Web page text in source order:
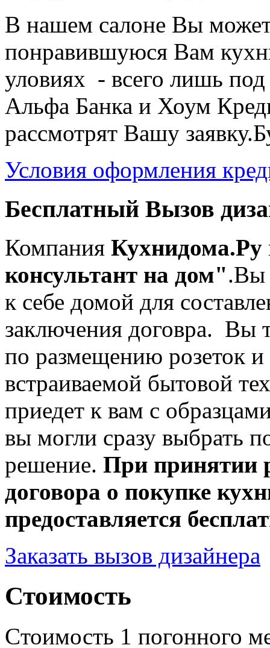
В нашем салоне Вы
понравившуюся Вам
уловиях - всего лишь
Альфа Банка и Хоум
рассмотрят Вашу
Условия оформления
Бесплатный Вызов
Компания Кухнидома.Ру
консультант на дом".Вы
к себе домой для
заключения договра. Вы
по размещению розеток
встраиваемой бытовой
приедет к вам с
вы могли сразу выбрать
решение. При принятии
договора о покупке
предоставляется
Заказать вызов дизайнера
Стоимость
Cтоимость 1 погонного